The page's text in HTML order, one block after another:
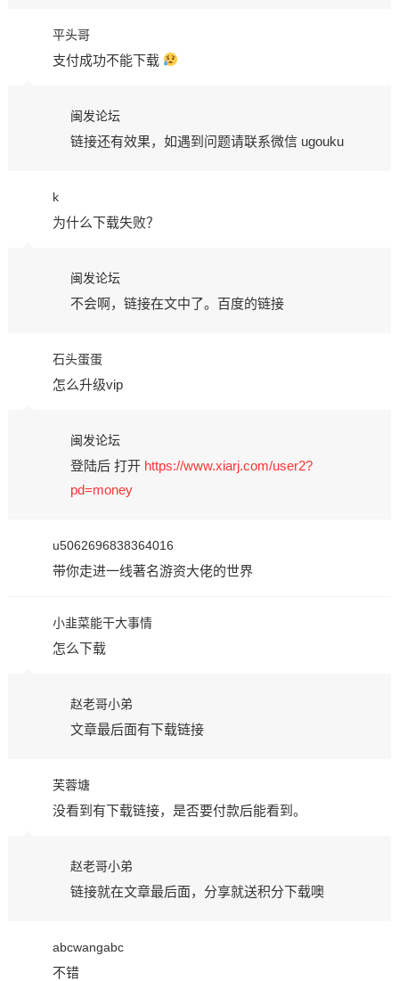
平头哥
支付成功不能下载
闽发论坛
链接还有效果，如遇到问题请联系微信 ugouku
k
为什么下载失败？
闽发论坛
不会啊，链接在文中了。百度的链接
石头蛋蛋
怎么升级vip
闽发论坛
登陆后 打开 https://www.xiarj.com/user2?
pd=money
u5062696838364016
带你走进一线著名游资大佬的世界
小韭菜能干大事情
怎么下载
赵老哥小弟
文章最后面有下载链接
芙蓉塘
没看到有下载链接，是否要付款后能看到。
赵老哥小弟
链接就在文章最后面，分享就送积分下载噢
abcwangabc
不错